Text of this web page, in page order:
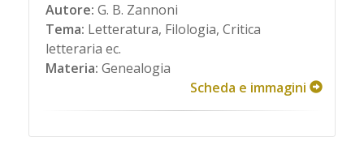
Autore: G. B. Zannoni
Tema: Letteratura, Filologia, Critica
letteraria ec.
Materia: Genealogia
Scheda e immagini